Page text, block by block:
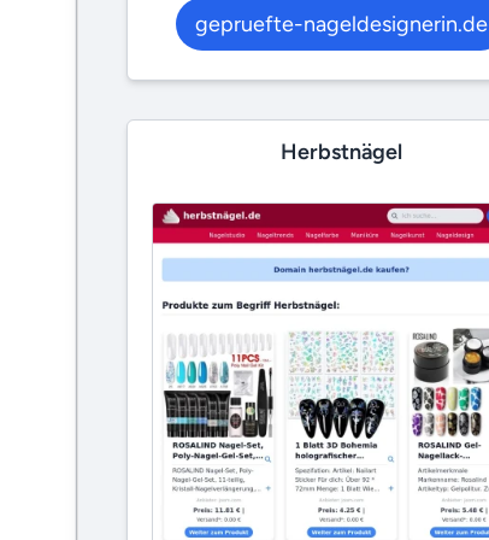
gepruefte-nageldesignerin.de
Herbstnägel